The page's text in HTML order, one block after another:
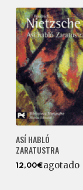
ASÍ HABLÓ
ZARATUSTRA
12,00€agotado